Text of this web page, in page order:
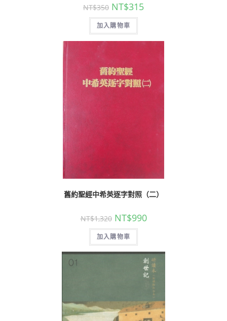
NT$350 NT$315
加入購物車
舊約聖經中希英逐字對照（二）
NT$1,320 NT$990
加入購物車